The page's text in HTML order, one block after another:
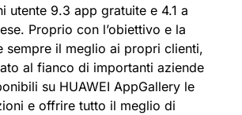
utente 9.3 app gratuite e 4.1 a
Proprio con l’obiettivo e la
sempre il meglio ai propri clienti,
al fianco di importanti aziende
su HUAWEI AppGallery le
e offrire tutto il meglio di